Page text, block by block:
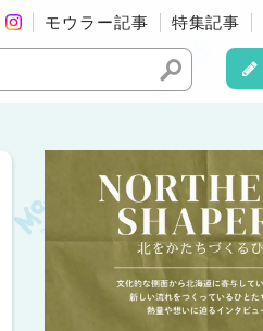
モウラー記事 特集記事